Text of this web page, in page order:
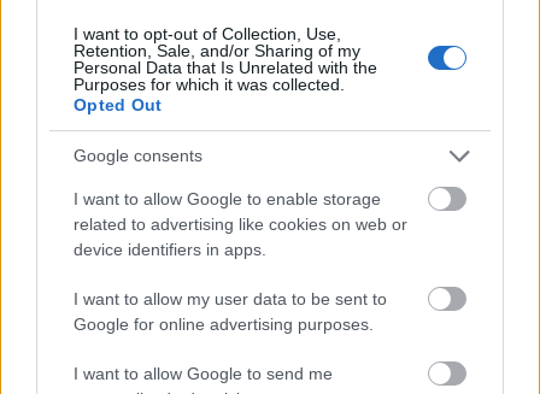
I want to opt-out of Collection, Use,
Retention, Sale, and/or Sharing of my
Personal Data that Is Unrelated with the
Purposes for which it was collected.
Opted Out
Google consents
I want to allow Google to enable storage
related to advertising like cookies on web or
device identifiers in apps.
I want to allow my user data to be sent to
Google for online advertising purposes.
I want to allow Google to send me
Med Proff Forvalt får du: